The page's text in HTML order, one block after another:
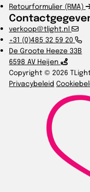
Retourformulier (RMA)
verkoop@tlight.nl
+31 (0)485 32 59 20
De Groote Heeze 33B
6598 AV Heijen
Copyright © 2026
Privacybeleid